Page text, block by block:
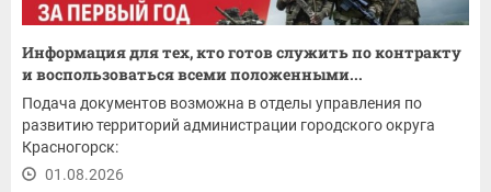
Информация для тех, кто готов служить по контракту
и воспользоваться всеми положенными...
Подача документов возможна в отделы управления по
развитию территорий администрации городского округа
Красногорск:
01.08.2026